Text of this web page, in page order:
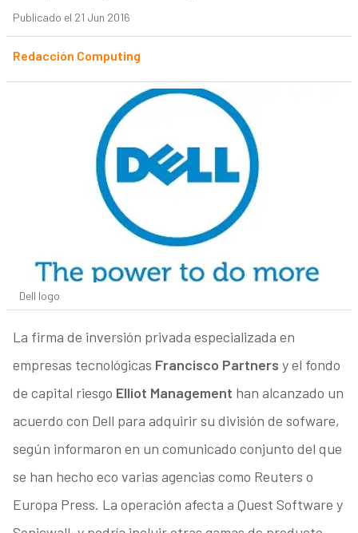
Publicado el 21 Jun 2016
Redacción Computing
Dell logo
La firma de inversión privada especializada en
empresas tecnológicas Francisco Partners y el fondo
de capital riesgo Elliot Management han alcanzado un
acuerdo con Dell para adquirir su división de sofware,
según informaron en un comunicado conjunto del que
se han hecho eco varias agencias como Reuters o
Europa Press. La operación afecta a Quest Software y